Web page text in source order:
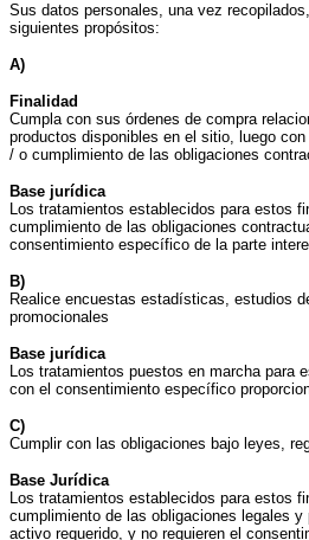
Sus datos personales, una vez
siguientes propósitos:
A)
Finalidad
Cumpla con sus órdenes de compra
productos disponibles en el sitio, luego
/ o cumplimiento de las obligaciones
Base jurídica
Los tratamientos establecidos para estos
cumplimiento de las obligaciones
consentimiento específico de la parte
B)
Realice encuestas estadísticas, estudios
promocionales
Base jurídica
Los tratamientos puestos en marcha para
con el consentimiento específico
C)
Cumplir con las obligaciones bajo leyes,
Base Jurídica
Los tratamientos establecidos para estos
cumplimiento de las obligaciones legales
activo requerido, y no requieren el